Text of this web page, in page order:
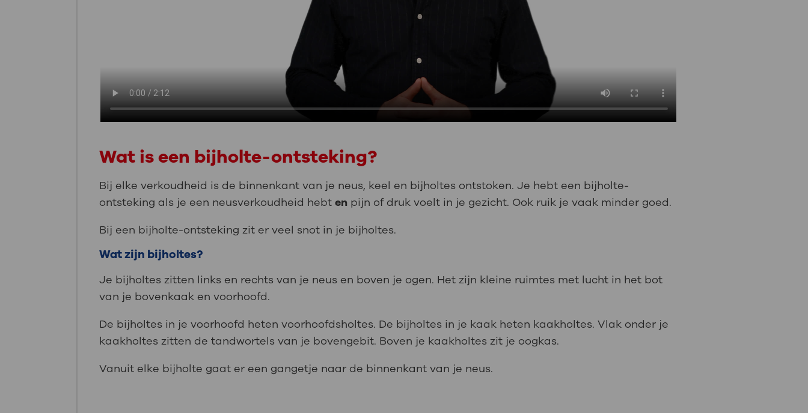
Wat is een bijholte-ontsteking?
Bij elke verkoudheid is de binnenkant van je neus, keel en bijholtes ontstoken. Je hebt een bijholte-
ontsteking als je een neusverkoudheid hebten pijn of druk voelt in je gezicht. Ook ruik je vaak minder goed.
Bij een bijholte-ontsteking zit er veel snot in je bijholtes.
Wat zijn bijholtes?
Je bijholtes zitten links en rechts van je neus en boven je ogen. Het zijn kleine ruimtes met lucht in het bot
van je bovenkaak en voorhoofd.
De bijholtes in je voorhoofd heten voorhoofdsholtes. De bijholtes in je kaak heten kaakholtes. Vlak onder je
kaakholtes zitten de tandwortels van je bovengebit. Boven je kaakholtes zit je oogkas.
Vanuit elke bijholte gaat er een gangetje naar de binnenkant van je neus.